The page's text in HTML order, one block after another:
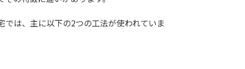
では、主に以下の2つの工法が使われていま